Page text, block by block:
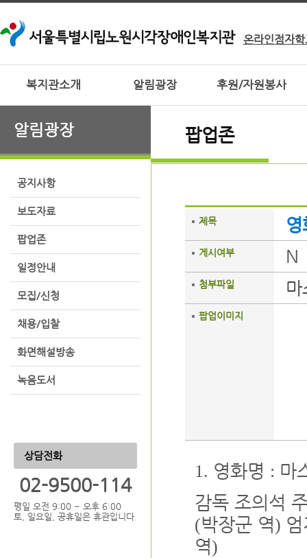
온라인점자
복지관소개 알림광장 후원/자원봉사
알림광장
공지사항
보도자료
팝업존
일정안내
모집/신청
채용/입찰
화면해설방송
녹음도서
상담전화
02-9500-114
평일 오전 9:00 ~ 오후 6:00
토, 일요일, 공휴일은 휴관입니다.
팝업존
제목 영
게시여부 N
첨부파일
팝업이미지
1. 영화명 : 마
감독 조의석
(박장군 역)
역)